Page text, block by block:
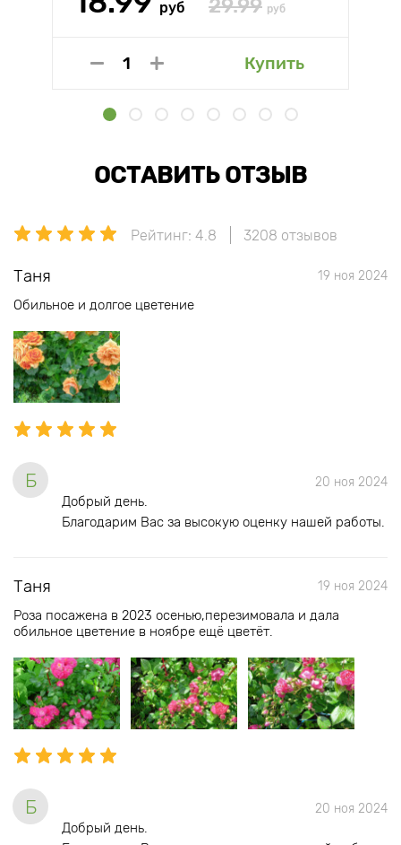
руб 29.99 руб
Купить
ОСТАВИТЬ ОТЗЫВ
Рейтинг: 4.8 3208 отзывов
Таня 19 ноя 2024
Обильное и долгое цветение
Б 20 ноя 2024
Добрый день.
Благодарим Вас за высокую оценку нашей работы.
Таня 19 ноя 2024
Роза посажена в 2023 осенью,перезимовала и дала
обильное цветение в ноябре ещё цветёт.
Б 20 ноя 2024
Добрый день.